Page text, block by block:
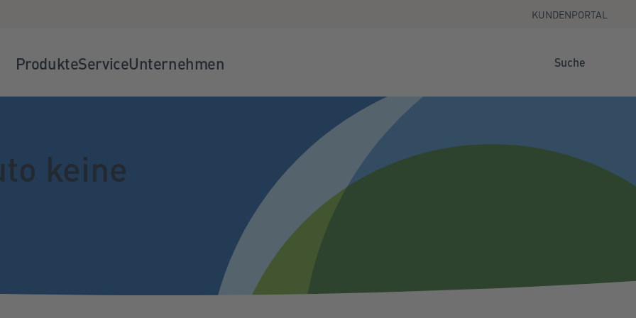
KUNDENPORTAL
ProdukteServiceUnternehmen Suche
keine